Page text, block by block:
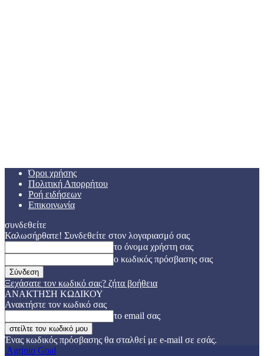
Όροι χρήσης
Πολιτική Απορρήτου
Ροή ειδήσεων
Επικοινωνία
συνδεθείτε
Καλωσήρθατε! Συνδεθείτε στον λογαριασμό σας
το όνομα χρήστη σας
ο κωδικός πρόσβασης σας
Ξεχάσατε τον κωδικό σας? ζήτα βοήθεια
ΑΝΑΚΤΗΣΗ ΚΩΔΙΚΟΥ
Ανακτήστε τον κωδικό σας
το email σας
Ένας κωδικός πρόσβασης θα σταλθεί με e-mail σε εσάς.
Agrinio Goal